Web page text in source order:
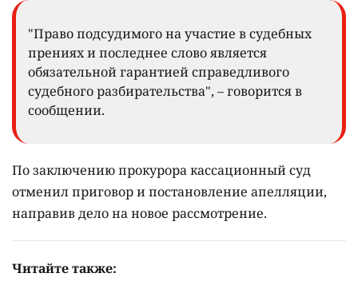
"Право подсудимого на участие в судебных
прениях и последнее слово является
обязательной гарантией справедливого
судебного разбирательства", – говорится в
сообщении.
По заключению прокурора кассационный суд
отменил приговор и постановление апелляции,
направив дело на новое рассмотрение.
Читайте также: